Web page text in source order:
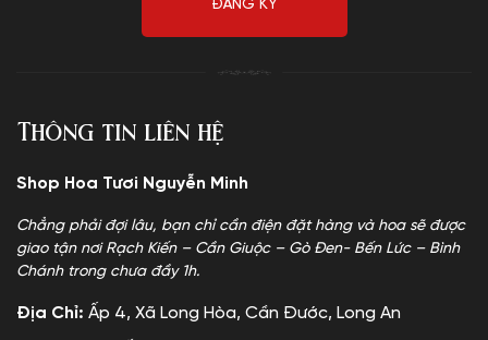
Thông tin liên hệ
Shop Hoa Tươi Nguyễn Minh
Chẳng phải đợi lâu, bạn chỉ cần điện đặt hàng và hoa sẽ được
giao tận nơi Rạch Kiến – Cần Giuộc – Gò Đen- Bến Lức – Bình
Chánh trong chưa đầy 1h.
Địa Chỉ: Ấp 4, Xã Long Hòa, Cần Đước, Long An